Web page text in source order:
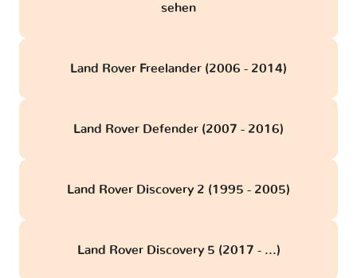
sehen
Land Rover Freelander (2006 - 2014)
Land Rover Defender (2007 - 2016)
Land Rover Discovery 2 (1995 - 2005)
Land Rover Discovery 5 (2017 - ...)